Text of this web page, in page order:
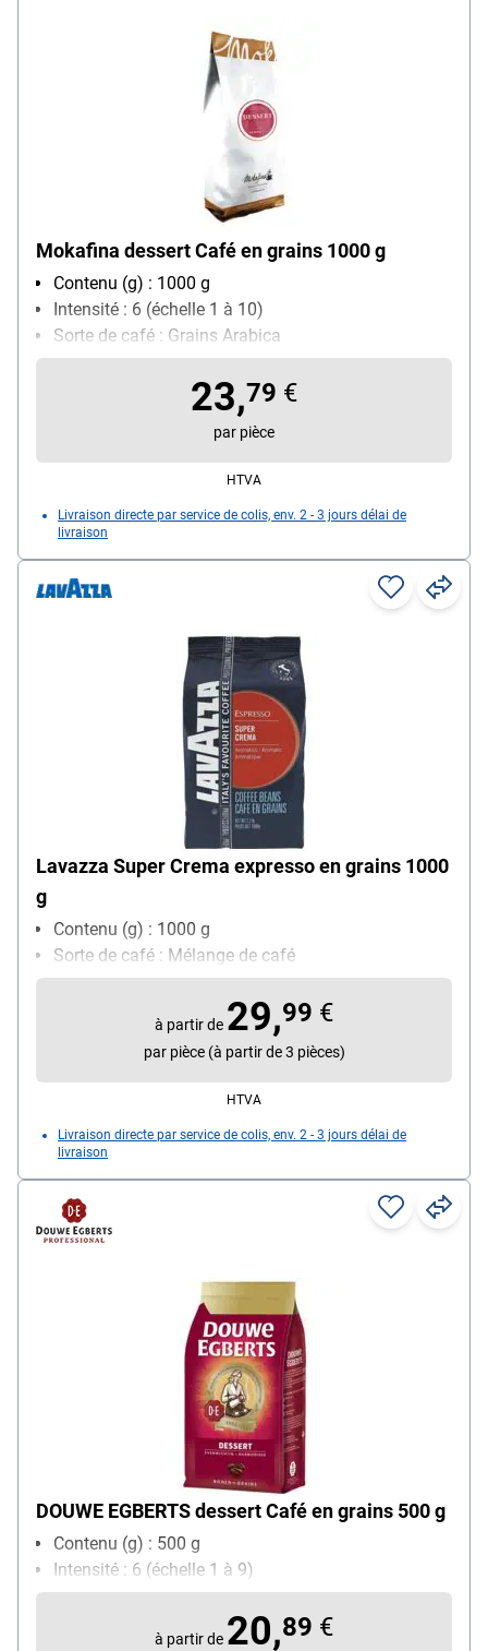
Mokafina dessert Café en grains 1000 g
Contenu (g) : 1000 g
Intensité : 6 (échelle 1 à 10)
Sorte de café : Grains Arabica
23,79 €
par pièce
HTVA
Livraison directe par service de colis, env. 2 - 3 jours délai de
livraison
Lavazza Super Crema expresso en grains 1000
g
Contenu (g) : 1000 g
Sorte de café : Mélange de café
à partir de 29,99 €
par pièce (à partir de 3 pièces)
HTVA
Livraison directe par service de colis, env. 2 - 3 jours délai de
livraison
DOUWE EGBERTS dessert Café en grains 500 g
Contenu (g) : 500 g
Intensité : 6 (échelle 1 à 9)
à partir de 20,89 €